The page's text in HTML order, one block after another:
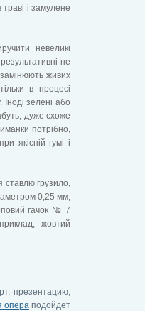
і замулене
невеликі
не
замінюють живих
в процесі
зелені або
дуже схоже
потрібно,
якісній гумі і
ставлю грузило,
0,25 мм,
гачок № 7
жовтий
презентацию,
операподойдет